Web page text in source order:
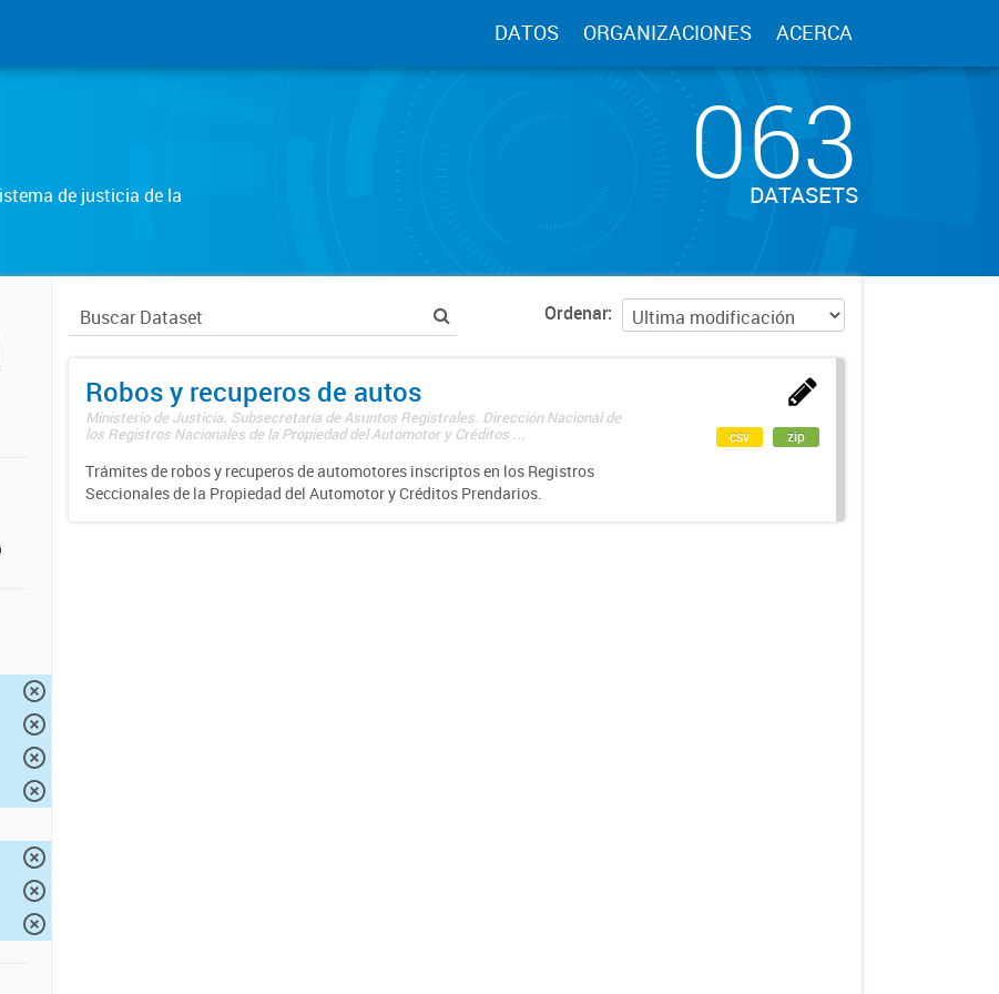
DATOS ORGANIZACIONES ACERCA
de justicia de la
063
DATASETS
Ordenar
Robos y recuperos de autos
Ministerio de Justicia. Subsecretaría de Asuntos Registrales. Dirección Nacional de
los Registros Nacionales de la Propiedad del Automotor y Créditos ...
Trámites de robos y recuperos de automotores inscriptos en los Registros
Seccionales de la Propiedad del Automotor y Créditos Prendarios.
csv zip